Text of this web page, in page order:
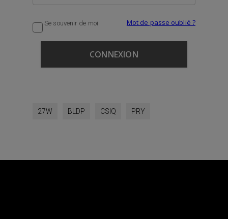
Se souvenir de moi Mot de passe oublié ?
27W BLDP CSIQ PRY